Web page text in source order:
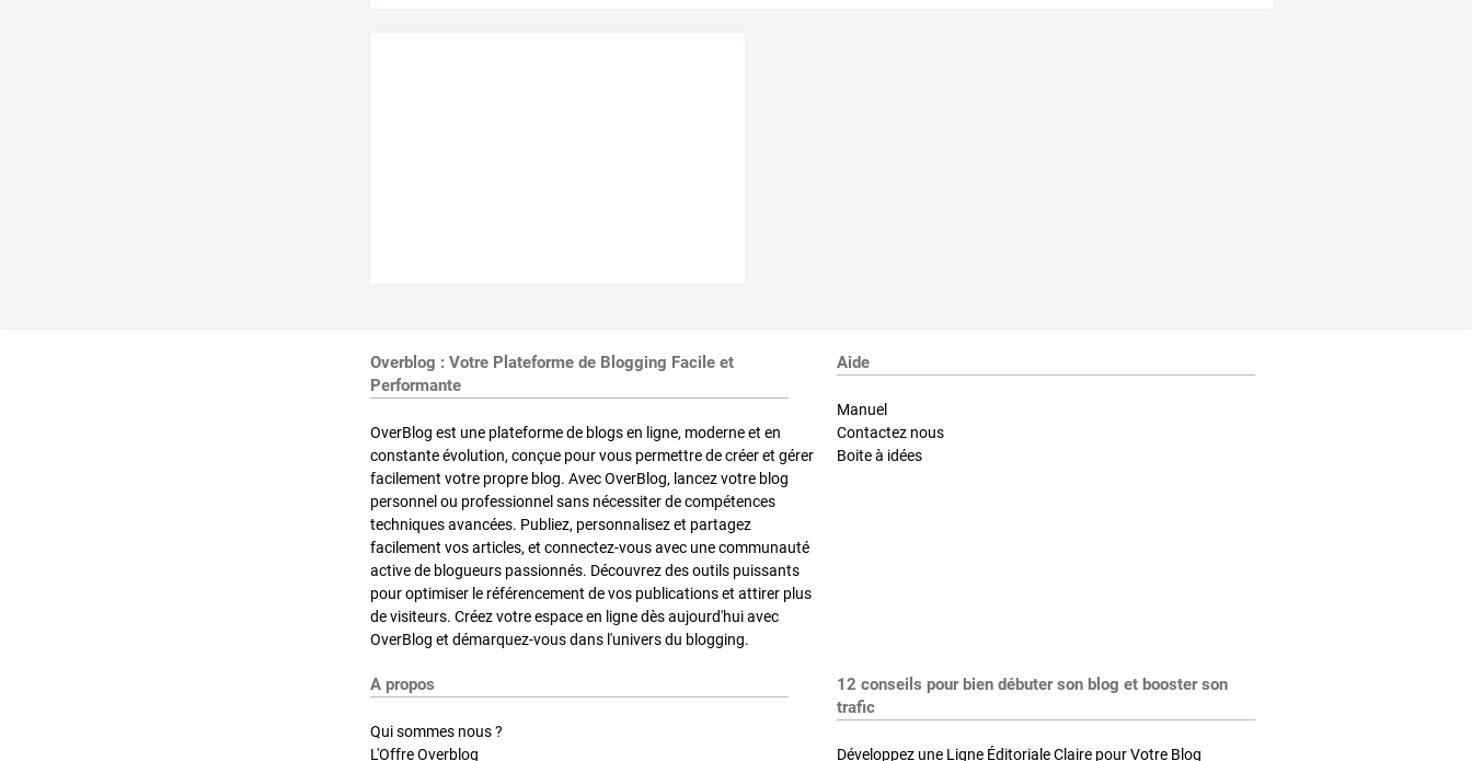
Overblog : Votre Plateforme de Blogging Facile et
Performante
OverBlog est une plateforme de blogs en ligne, moderne et en
constante évolution, conçue pour vous permettre de créer et gérer
facilement votre propre blog. Avec OverBlog, lancez votre blog
personnel ou professionnel sans nécessiter de compétences
techniques avancées. Publiez, personnalisez et partagez
facilement vos articles, et connectez-vous avec une communauté
active de blogueurs passionnés. Découvrez des outils puissants
pour optimiser le référencement de vos publications et attirer plus
de visiteurs. Créez votre espace en ligne dès aujourd'hui avec
OverBlog et démarquez-vous dans l'univers du blogging.
Aide
Manuel
Contactez nous
Boite à idées
A propos
Qui sommes nous ?
L'Offre Overblog
12 conseils pour bien débuter son blog et booster son
trafic
Développez une Ligne Éditoriale Claire pour Votre Blog